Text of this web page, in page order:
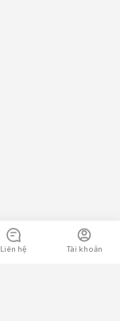
Liên hệ Tài khoản